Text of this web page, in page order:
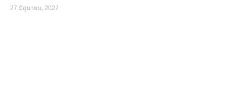
27 มิถุนายน, 2022